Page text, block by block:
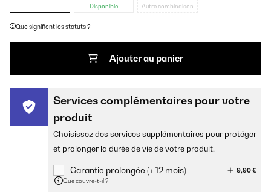
Disponible Autre combinaison
Que signifient les statuts ?
Ajouter au panier
Services complémentaires pour votre
produit
Choisissez des services supplémentaires pour protéger
et prolonger la durée de vie de votre produit.
Garantie prolongée (+ 12 mois)
9,90 €
Que couvre-t-il ?